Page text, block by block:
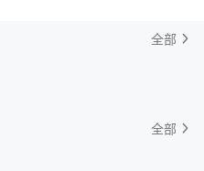
全部
全部